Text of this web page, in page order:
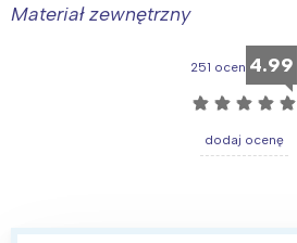
Materiał zewnętrzny
251 ocen 4.99
☆ ☆ ☆ ☆ ☆
dodaj ocenę